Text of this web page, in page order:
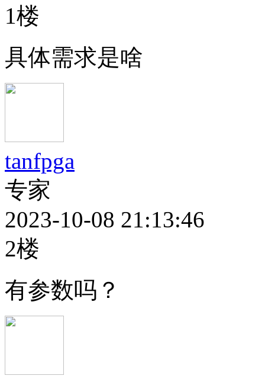
1楼
具体需求是啥
tanfpga
专家
2023-10-08 21:13:46
2楼
有参数吗？